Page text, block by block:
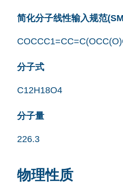
简化分子线性输入规范
分子式
C12H18O4
分子量
226.3
物理性质